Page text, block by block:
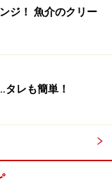
と卵液がしっかり
ジ！ 魚介のクリー
レも簡単！